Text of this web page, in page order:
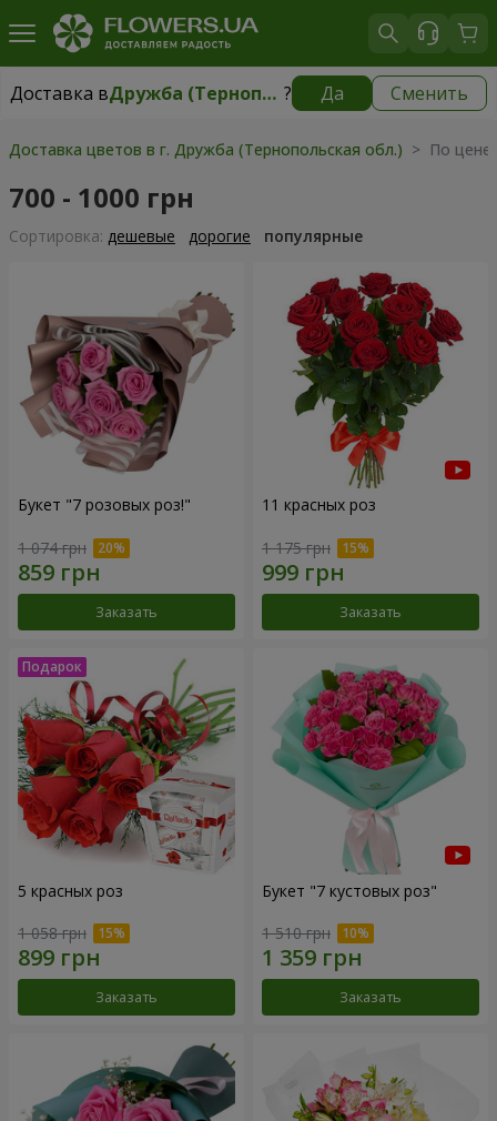
Доставка в Дружба (Тернопольская обл.) ? Да Сменить
Доставка вДружба (Тернопольская обл.) бесплатно
Доставка цветов в г. Дружба (Тернопольская обл.) > По цене
700 - 1000 грн
Cортировка: дешевые дорогие популярные
Букет "7 розовых роз!"
1 074 грн
Заказать
11 красных роз
1 175 грн
Заказать
5 красных роз
1 058 грн
Заказать
Букет "7 кустовых роз"
1 510 грн
Заказать